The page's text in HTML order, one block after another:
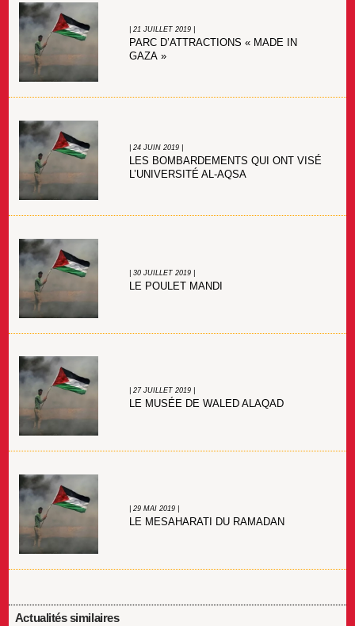
| 21 JUILLET 2019 |
PARC D’ATTRACTIONS « MADE IN
GAZA »
| 24 JUIN 2019 |
LES BOMBARDEMENTS QUI ONT VISÉ
L’UNIVERSITÉ AL-AQSA
| 30 JUILLET 2019 |
LE POULET MANDI
| 27 JUILLET 2019 |
LE MUSÉE DE WALED ALAQAD
| 29 MAI 2019 |
LE MESAHARATI DU RAMADAN
Actualités similaires